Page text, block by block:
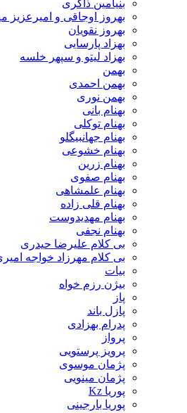
بنیامین ذاکری
بهروز اوجاقی و امیرعزیز
بهروز نقویان
بهزاد پارسایی
بهزاد لیتو و سپهر خلسه
بهمن
بهمن احمدی
بهمن نوری
بهنام بانی
بهنام توکلی
بهنام جهانبیگلو
بهنام خشوعی
بهنام زرین
بهنام صفوی
بهنام علمشاهی
بهنام قلی زاده
بهنام مهدیدوست
بهنام نجفی
بی کلام علیرضا حیدری
بی کلام مهرزاد خواجه
بیات
بیژن رزم خواه
پاز
پازل باند
پدرام بهزادی
پرواز
پرویز پرستویی
پژمان موسوی
پژمان مینویی
پوریا Kz
پوریا بارجینی